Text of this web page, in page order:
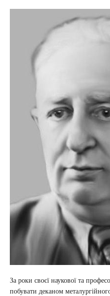
За роки своєї наукової та
побувати деканом